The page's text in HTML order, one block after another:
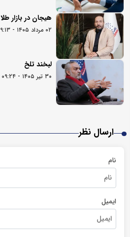
هیجان در بازار طلا
۰۲ مرداد ۱۴۰۵ - ۰۹:۱۳
لبخند تلخ
۳۰ تیر ۱۴۰۵ - ۰۹:۲۴
ارسال نظر
نام
ایمیل